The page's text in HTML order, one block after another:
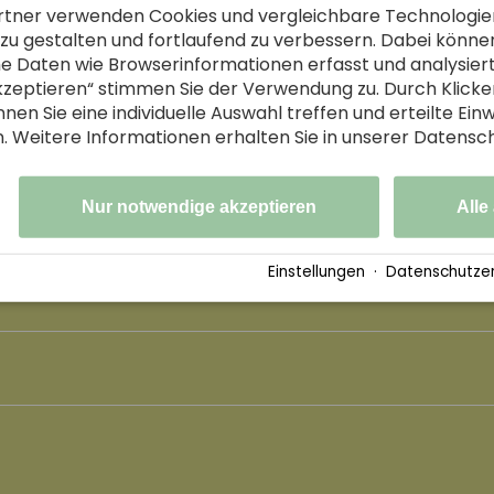
4 - 8 Personen
Helme sowie Schwimmwesten
kostenpflichtig ist und die aktuellen
verfügbar ist und kein Shuttle-Service
ohne Auto geplant sein, bitten wir um
während der gesamten Kursdauer
den Fähigkeiten auf, die du in unserem
verwenden Cookies und vergleichbare
gestalten und fortlaufend zu verbessern. Dabei
Daten wie Browserinformationen erfasst und
stimmen Sie der Verwendung zu. Durch
Sie eine individuelle Auswahl treffen und erteilte
Weitere Informationen erhalten Sie in unserer
Alle
Nur notwendige akzeptieren
Einstellungen ·